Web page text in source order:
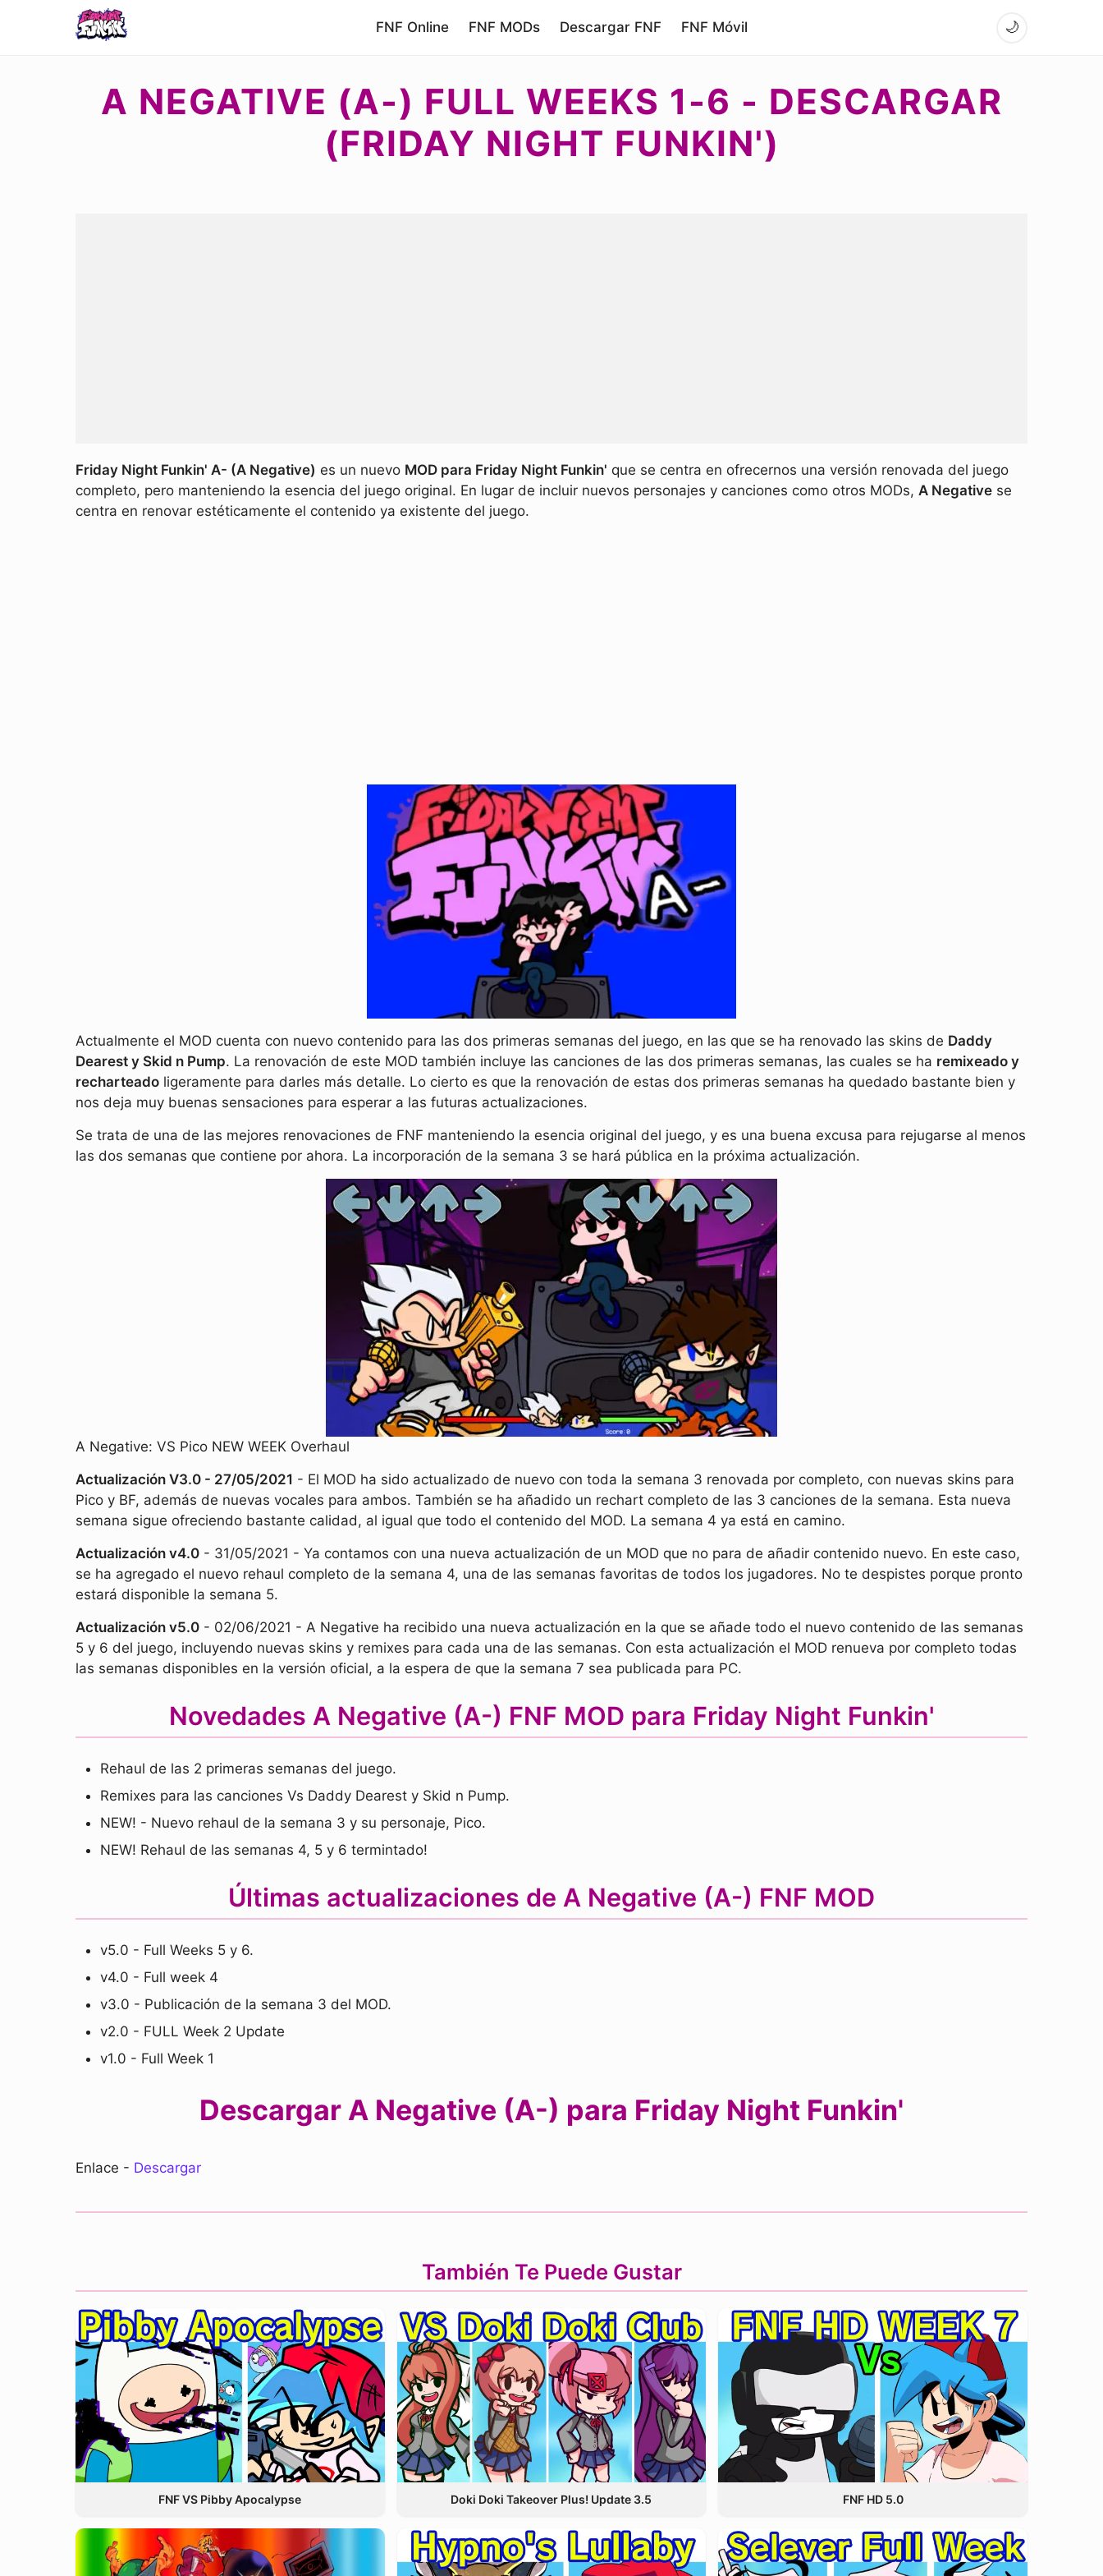
FNF Online FNF MODs Descargar FNF FNF Móvil 🌙
A NEGATIVE (A-) FULL WEEKS 1-6 - DESCARGAR
(FRIDAY NIGHT FUNKIN')
Friday Night Funkin' A- (A Negative) es un nuevo MOD para Friday Night Funkin' que se centra en ofrecernos una versión renovada del juego
completo, pero manteniendo la esencia del juego original. En lugar de incluir nuevos personajes y canciones como otros MODs, A Negative se
centra en renovar estéticamente el contenido ya existente del juego.
Actualmente el MOD cuenta con nuevo contenido para las dos primeras semanas del juego, en las que se ha renovado las skins de Daddy
Dearest y Skid n Pump. La renovación de este MOD también incluye las canciones de las dos primeras semanas, las cuales se ha remixeado y
recharteado ligeramente para darles más detalle. Lo cierto es que la renovación de estas dos primeras semanas ha quedado bastante bien y
nos deja muy buenas sensaciones para esperar a las futuras actualizaciones.
Se trata de una de las mejores renovaciones de FNF manteniendo la esencia original del juego, y es una buena excusa para rejugarse al menos
las dos semanas que contiene por ahora. La incorporación de la semana 3 se hará pública en la próxima actualización.
A Negative: VS Pico NEW WEEK Overhaul
Actualización V3.0 - 27/05/2021 - El MOD ha sido actualizado de nuevo con toda la semana 3 renovada por completo, con nuevas skins para
Pico y BF, además de nuevas vocales para ambos. También se ha añadido un rechart completo de las 3 canciones de la semana. Esta nueva
semana sigue ofreciendo bastante calidad, al igual que todo el contenido del MOD. La semana 4 ya está en camino.
Actualización v4.0 - 31/05/2021 - Ya contamos con una nueva actualización de un MOD que no para de añadir contenido nuevo. En este caso,
se ha agregado el nuevo rehaul completo de la semana 4, una de las semanas favoritas de todos los jugadores. No te despistes porque pronto
estará disponible la semana 5.
Actualización v5.0 - 02/06/2021 - A Negative ha recibido una nueva actualización en la que se añade todo el nuevo contenido de las semanas
5 y 6 del juego, incluyendo nuevas skins y remixes para cada una de las semanas. Con esta actualización el MOD renueva por completo todas
las semanas disponibles en la versión oficial, a la espera de que la semana 7 sea publicada para PC.
Novedades A Negative (A-) FNF MOD para Friday Night Funkin'
Rehaul de las 2 primeras semanas del juego.
Remixes para las canciones Vs Daddy Dearest y Skid n Pump.
NEW! - Nuevo rehaul de la semana 3 y su personaje, Pico.
NEW! Rehaul de las semanas 4, 5 y 6 termintado!
Últimas actualizaciones de A Negative (A-) FNF MOD
v5.0 - Full Weeks 5 y 6.
v4.0 - Full week 4
v3.0 - Publicación de la semana 3 del MOD.
v2.0 - FULL Week 2 Update
v1.0 - Full Week 1
Descargar A Negative (A-) para Friday Night Funkin'
Enlace - Descargar
También Te Puede Gustar
FNF VS Pibby Apocalypse Doki Doki Takeover Plus! Update 3.5 FNF HD 5.0